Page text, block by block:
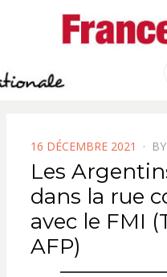
POSTED
ON
16 DÉCEMBRE 2021 BY
Les
dans la rue
avec le FMI
AFP)